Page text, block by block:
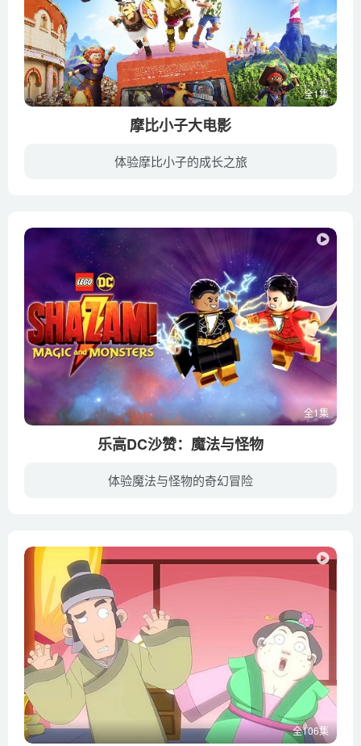
全1集
摩比小子大电影
体验摩比小子的成长之旅
全1集
乐高DC沙赞：魔法与怪物
体验魔法与怪物的奇幻冒险
全106集